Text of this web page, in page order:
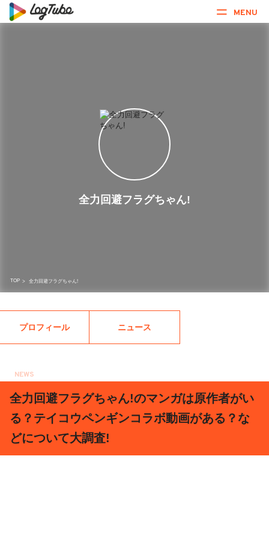
MENU
全力回避フラグちゃん!
TOP > 全力回避フラグちゃん!
プロフィール ニュース
NEWS
全力回避フラグちゃん!のマンガは原作者がい
る？テイコウペンギンコラボ動画がある？な
どについて大調査!